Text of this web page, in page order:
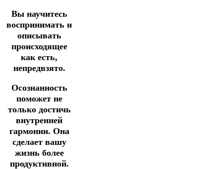
Вы научитесь
воспринимать и
описывать
происходящее
как есть,
непредвзято.
Осознанность
поможет не
только достичь
внутренней
гармонии. Она
сделает вашу
жизнь более
продуктивной.